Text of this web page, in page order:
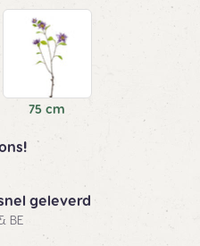
75 cm
geleverd
BE